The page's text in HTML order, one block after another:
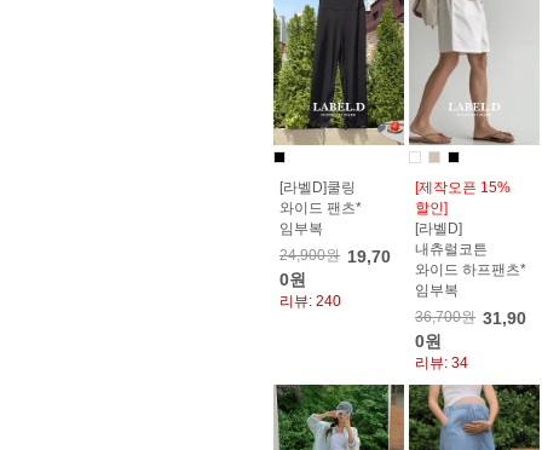
[라벨D]쿨링
와이드 팬츠*
임부복
24,900원 19,70
0원
리뷰: 240
[제작오픈 15%
할인]
[라벨D]
내츄럴코튼
와이드 하프팬츠*
임부복
36,700원 31,90
0원
리뷰: 34